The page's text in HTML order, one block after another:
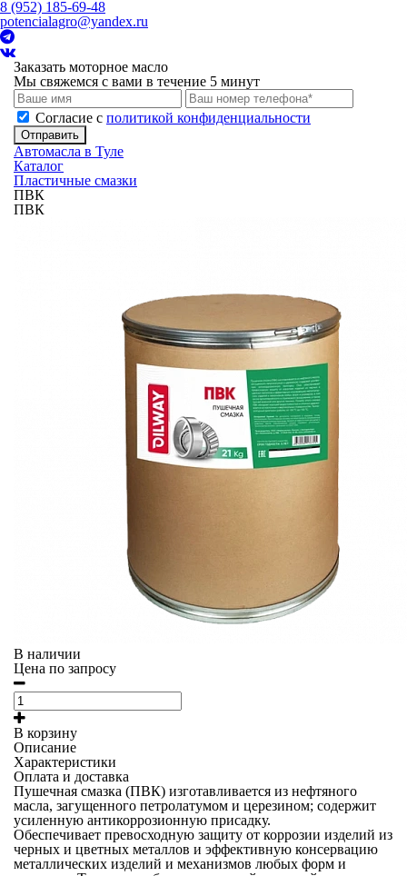
8 (952) 185-69-48
potencialagro@yandex.ru
Заказать моторное масло
Мы свяжемся с вами в течение 5 минут
Cогласие с политикой конфиденциальности
Отправить
Автомасла в Туле
Каталог
Пластичные смазки
ПВК
ПВК
В наличии
Цена по запросу
В корзину
Описание
Характеристики
Оплата и доставка
Пушечная смазка (ПВК) изготавливается из нефтяного
масла, загущенного петролатумом и церезином; содержит
усиленную антикоррозионную присадку.
Обеспечивает превосходную защиту от коррозии изделий из
черных и цветных металлов и эффективную консервацию
металлических изделий и механизмов любых форм и